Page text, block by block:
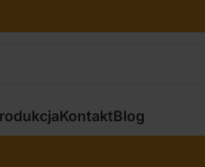
KontaktBlog